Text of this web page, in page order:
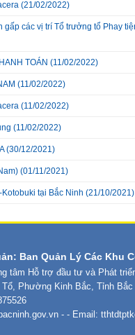
(21/02/2022)
gấp các vị trí Tổ trưởng tổ Phay
TOÁN (11/02/2022)
(11/02/2022)
(11/02/2022)
(11/02/2022)
(30/12/2021)
(01/11/2021)
tại Bắc Ninh (21/10/2021)
Ban Quản Lý Các Khu
tâm Hỗ trợ đầu tư và Phát
Phường Kinh Bắc, Tỉnh Bắc
- - Email: